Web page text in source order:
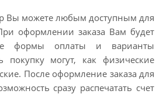
Вы можете любым доступным для
оформлении заказа Вам будет
формы оплаты и варианты
покупку могут, как физические
После оформление заказа для
сразу распечатать счет